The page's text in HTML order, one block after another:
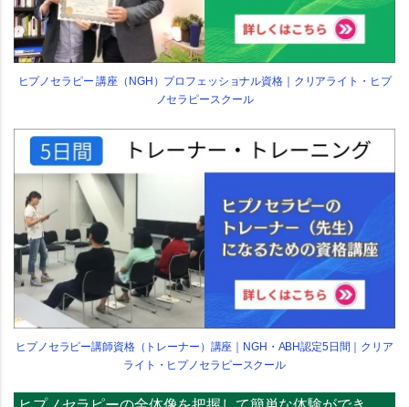
ヒプノセラピー 講座（NGH）プロフェッショナル資格｜クリアライト・ヒプ
ノセラピースクール
ヒプノセラピー講師資格（トレーナー）講座｜NGH・ABH認定5日間｜クリア
ライト・ヒプノセラピースクール